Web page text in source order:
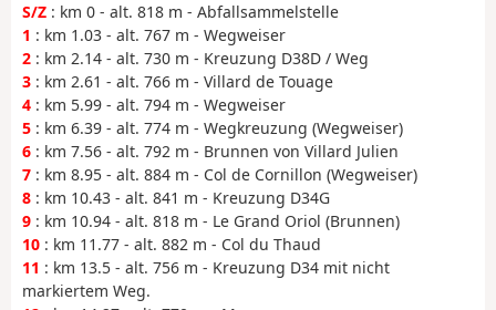
S/Z : km 0 - alt. 818 m - Abfallsammelstelle
1 : km 1.03 - alt. 767 m - Wegweiser
2 : km 2.14 - alt. 730 m - Kreuzung D38D / Weg
3 : km 2.61 - alt. 766 m - Villard de Touage
4 : km 5.99 - alt. 794 m - Wegweiser
5 : km 6.39 - alt. 774 m - Wegkreuzung (Wegweiser)
6 : km 7.56 - alt. 792 m - Brunnen von Villard Julien
7 : km 8.95 - alt. 884 m - Col de Cornillon (Wegweiser)
8 : km 10.43 - alt. 841 m - Kreuzung D34G
9 : km 10.94 - alt. 818 m - Le Grand Oriol (Brunnen)
10 : km 11.77 - alt. 882 m - Col du Thaud
11 : km 13.5 - alt. 756 m - Kreuzung D34 mit nicht
markiertem Weg.